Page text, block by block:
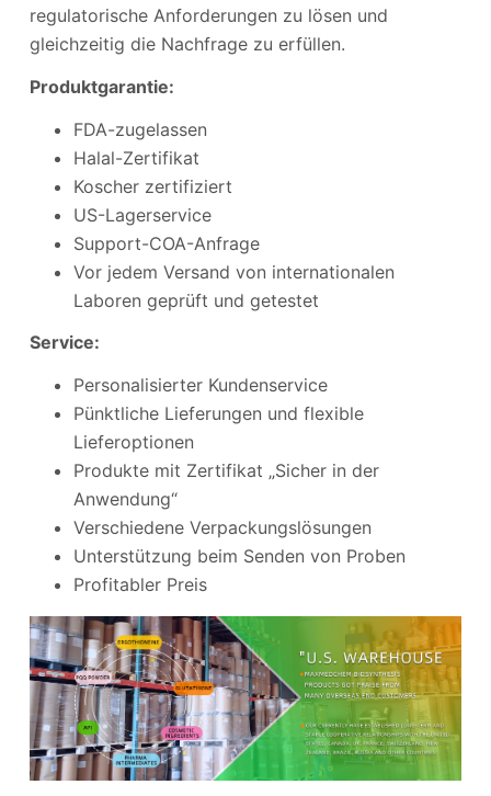
regulatorische Anforderungen zu lösen und
gleichzeitig die Nachfrage zu erfüllen.
Produktgarantie:
FDA-zugelassen
Halal-Zertifikat
Koscher zertifiziert
US-Lagerservice
Support-COA-Anfrage
Vor jedem Versand von internationalen
Laboren geprüft und getestet
Service:
Personalisierter Kundenservice
Pünktliche Lieferungen und flexible
Lieferoptionen
Produkte mit Zertifikat „Sicher in der
Anwendung“
Verschiedene Verpackungslösungen
Unterstützung beim Senden von Proben
Profitabler Preis